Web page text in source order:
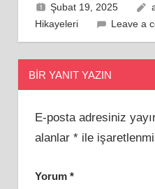
Şubat 19, 2025
Hikayeleri
Leave a
BIR YANIT YAZIN
E-posta adresiniz
alanlar *ile
Yorum *